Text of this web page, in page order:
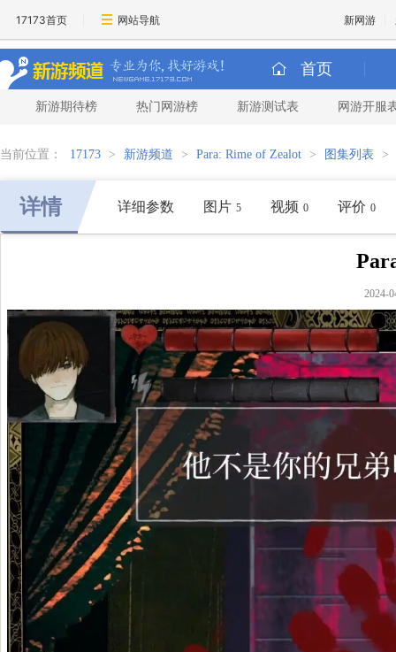
17173首页 网站导航 新网游
首页
新游期待榜 热门网游榜 新游测试表 网游开服
当前位置： 17173 > 新游频道 > Para: Rime of Zealot > 图集列表 >
详情 详细参数 图片 5 视频 0 评价 0
2024-